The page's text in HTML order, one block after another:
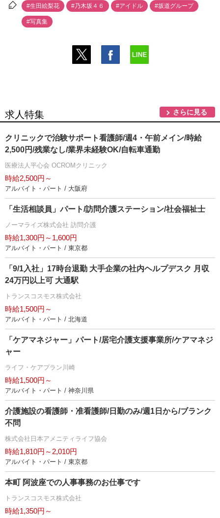
#生田絵梨花 #乃木坂４６ #アイドル #坂道グループ
#写真集
求人特集 さらに見る
クリニックで治験サポート看護師/週4・午前メイン/時給
2,500円/残業なし/業界未経験OK/自転車通勤
医療法人平心会 OCROMクリニック
時給2,500円～
アルバイト・パート / 大阪府
「生活相談員」パート/訪問介護ステーション/社会福祉士
ノーマライズ株式会社 訪問介護
時給1,300円～1,600円
アルバイト・パート / 東京都
「9/1入社」17時台退勤 大手企業の社内ヘルプデスク 月収
24万円以上可 大通駅
トランスコスモス株式会社
時給1,500円～
アルバイト・パート / 北海道
「ケアマネジャー」パート/居宅介護支援事業所/ケアマネジ
ャー
ライフ・ケアプラン川崎
時給1,500円～
アルバイト・パート / 神奈川県
介護施設の看護師・准看護師/日勤のみ/週1日から/ブランク
不問
株式会社日本アメニティライフ協会
時給1,810円～2,010円
アルバイト・パート / 東京都
本町 阿波座での人事事務のお仕事です
トランスコスモス株式会社
時給1,350円～